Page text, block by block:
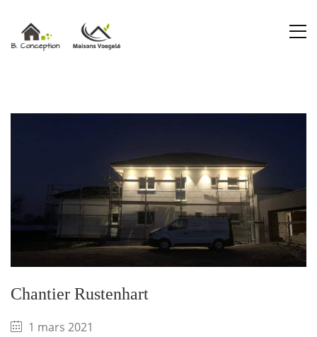
Chantier Rustenhart
1 mars 2021